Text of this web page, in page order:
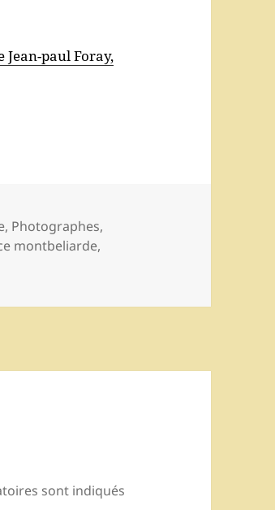
paul Foray,
, Photographes,
montbeliarde,
sont indiqués